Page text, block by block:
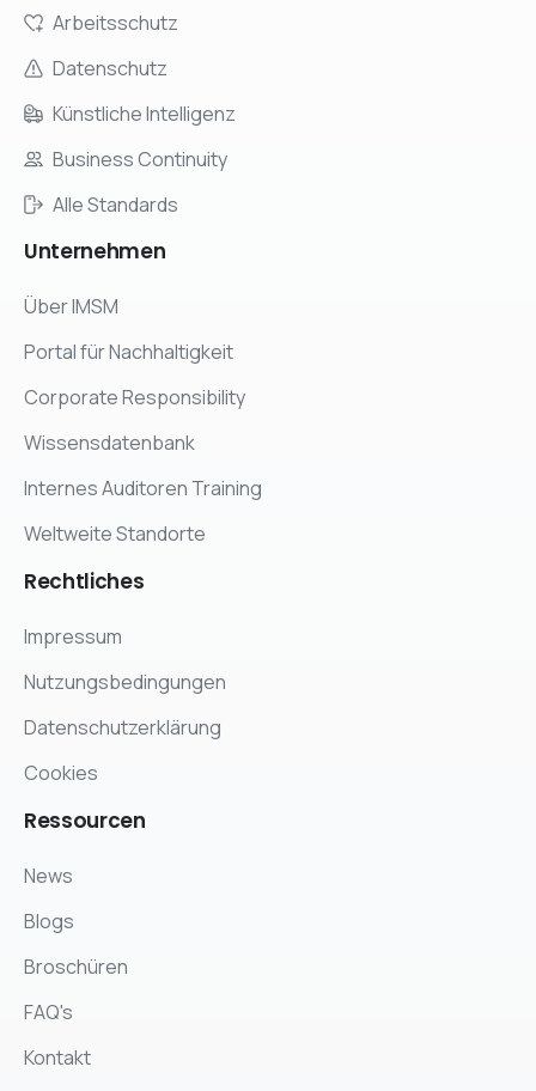
Arbeitsschutz
Datenschutz
Künstliche Intelligenz
Business Continuity
Alle Standards
Unternehmen
Über IMSM
Portal für Nachhaltigkeit
Corporate Responsibility
Wissensdatenbank
Internes Auditoren Training
Weltweite Standorte
Rechtliches
Impressum
Nutzungsbedingungen
Datenschutzerklärung
Cookies
Ressourcen
News
Blogs
Broschüren
FAQ's
Kontakt